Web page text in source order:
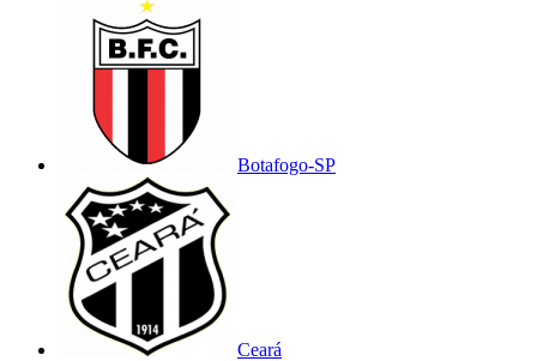
Botafogo-SP
Ceará